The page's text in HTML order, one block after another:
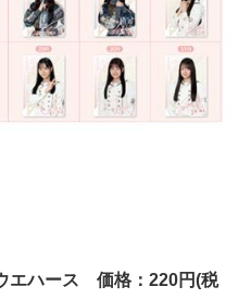
ハース 価格：220円(税